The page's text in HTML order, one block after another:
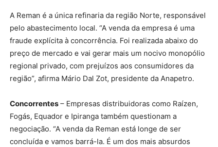
A Reman é a única refinaria da região Norte, responsável
pelo abastecimento local. “A venda da empresa é uma
fraude explícita à concorrência. Foi realizada abaixo do
preço de mercado e vai gerar mais um nocivo monopólio
regional privado, com prejuízos aos consumidores da
região”, afirma Mário Dal Zot, presidente da Anapetro.
Concorrentes – Empresas distribuidoras como Raízen,
Fogás, Equador e Ipiranga também questionam a
negociação. “A venda da Reman está longe de ser
concluída e vamos barrá-la. É um dos mais absurdos